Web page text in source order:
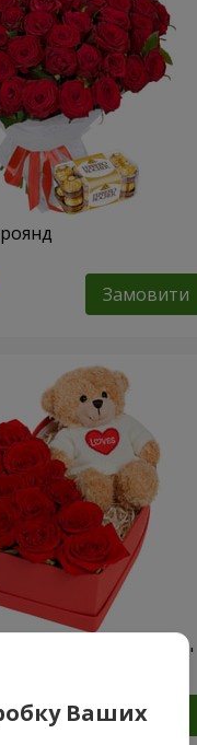
Замовити
презент"
Замовити
Ваших